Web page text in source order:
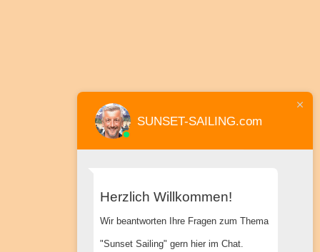
SUNSET-SAILING.com
Herzlich Willkommen!
Wir beantworten Ihre Fragen zum Thema
"Sunset Sailing" gern hier im Chat.